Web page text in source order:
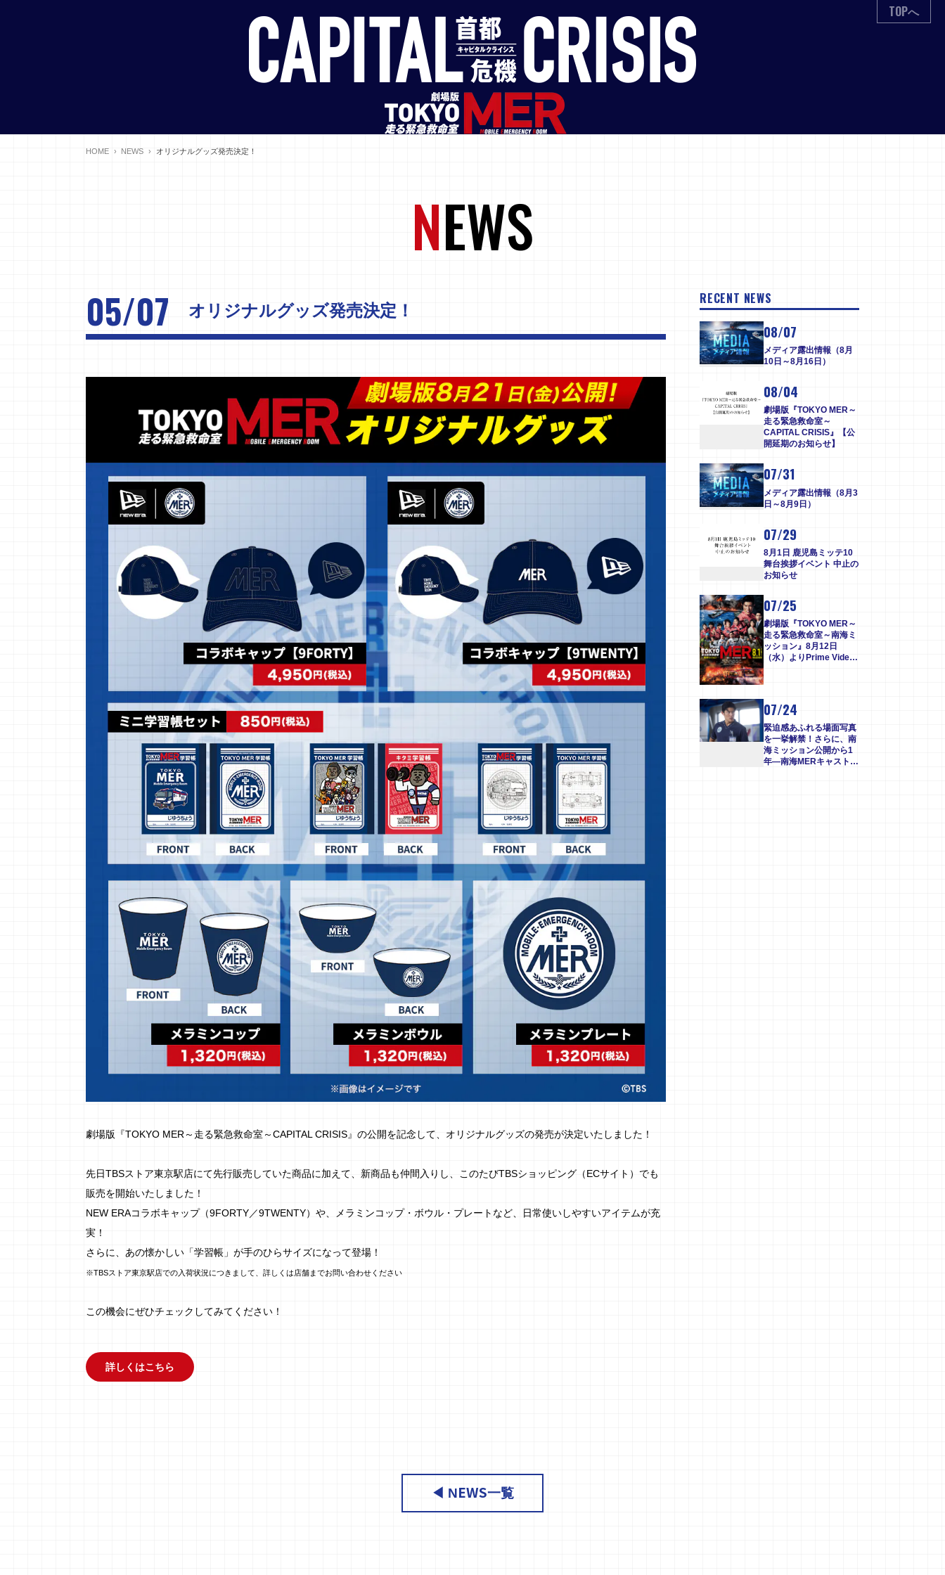
TOPへ
HOME NEWS オリジナルグッズ発売決定！
NEWS
05/07 オリジナルグッズ発売決定！
劇場版『TOKYO MER～走る緊急救命室～CAPITAL CRISIS』の公開を記念して、オリジナルグッズの発売が決定いたしました！
先日TBSストア東京駅店にて先行販売していた商品に加えて、新商品も仲間入りし、このたびTBSショッピング（ECサイト）でも
販売を開始いたしました！
NEW ERAコラボキャップ（9FORTY／9TWENTY）や、メラミンコップ・ボウル・プレートなど、日常使いしやすいアイテムが充
実！
さらに、あの懐かしい「学習帳」が手のひらサイズになって登場！
※TBSストア東京駅店での入荷状況につきまして、詳しくは店舗までお問い合わせください
この機会にぜひチェックしてみてください！
詳しくはこちら
RECENT NEWS
08/07
メディア露出情報（8月
10日～8月16日）
08/04
劇場版『TOKYO MER～
走る緊急救命室～
CAPITAL CRISIS』【公
開延期のお知らせ】
07/31
メディア露出情報（8月3
日～8月9日）
07/29
8月1日 鹿児島ミッテ10
舞台挨拶イベント 中止の
お知らせ
07/25
劇場版『TOKYO MER～
走る緊急救命室～南海ミ
ッション』8月12日
（水）よりPrime Video
にて見放題独占配信スタ
ート！
07/24
緊迫感あふれる場面写真
を一挙解禁！さらに、南
海ミッション公開から1
年―南海MERキャスト出
◀ NEWS一覧